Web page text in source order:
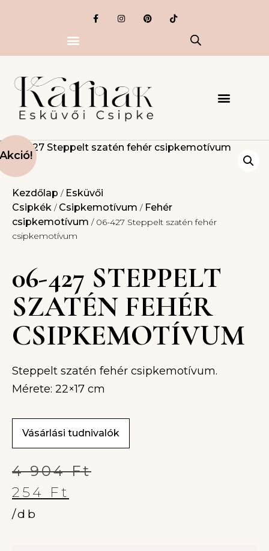
Kezdőlap / Esküvői
Csipkék / Csipkemotívum / Fehér
csipkemotívum / 06-427 Steppelt szatén fehér
csipkemotívum
06-427 STEPPELT
SZATÉN FEHÉR
CSIPKEMOTÍVUM
Steppelt szatén fehér csipkemotívum.
Mérete: 22×17 cm
Vásárlási tudnivalók
4 904Ft
254 Ft
/db